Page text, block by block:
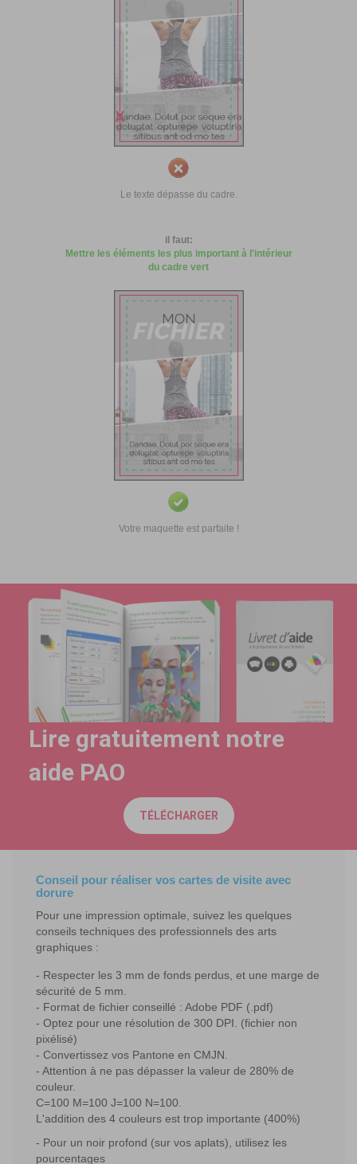
Le texte dépasse du cadre.
il faut:
Mettre les éléments les plus important à l'intérieur
du cadre vert
Votre maquette est parfaite !
Lire gratuitement notre
aide PAO
TÉLÉCHARGER
Conseil pour réaliser vos cartes de visite avec
dorure
Pour une impression optimale, suivez les quelques
conseils techniques des professionnels des arts
graphiques :
Respecter les 3 mm de fonds perdus, et une marge de
sécurité de 5 mm.
Format de fichier conseillé : Adobe PDF (.pdf)
Optez pour une résolution de 300 DPI. (fichier non
pixélisé)
Convertissez vos Pantone en CMJN.
Attention à ne pas dépasser la valeur de 280% de
couleur.
C=100 M=100 J=100 N=100.
L'addition des 4 couleurs est trop importante (400%)
Pour un noir profond (sur vos aplats), utilisez les
pourcentages